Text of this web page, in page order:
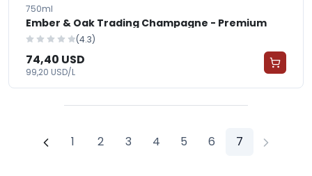
750ml
Ember & Oak Trading Champagne - Premium
(4.3)
74,40 USD
99,20 USD/L
1 2 3 4 5 6 7